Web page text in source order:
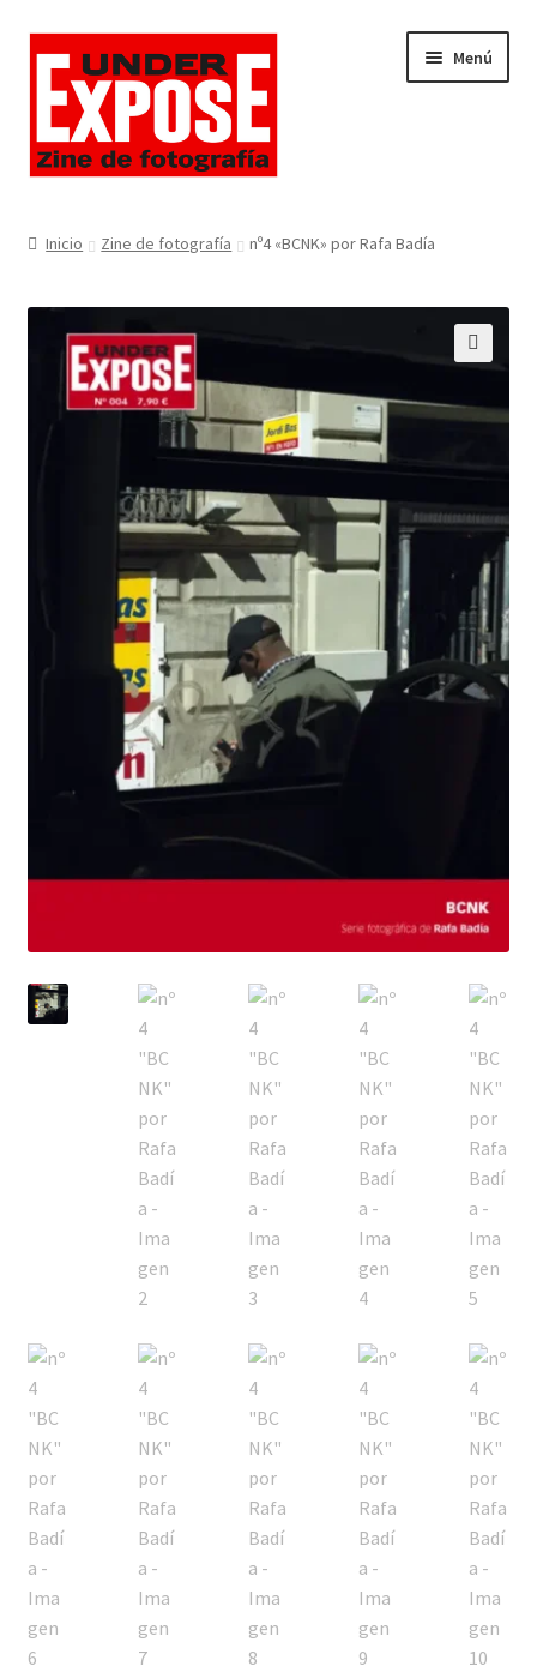
navegación
contenido
Menú
Inicio Zine de fotografía nº4 «BCNK» por Rafa Badía